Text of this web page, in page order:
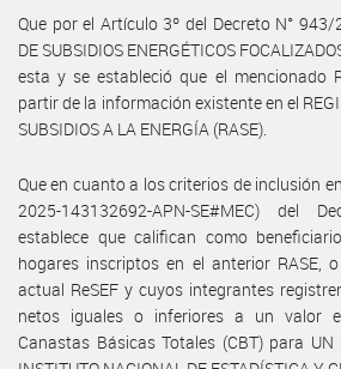
Que por el Artículo 3º del Decreto N° 943/
DE SUBSIDIOS ENERGÉTICOS
esta y se estableció que el mencionado
partir de la información existente en el
SUBSIDIOS A LA ENERGÍA (RASE).
Que en cuanto a los criterios de inclusión
2025-143132692-APN-SE#MEC) del
establece que califican como
hogares inscriptos en el anterior RASE,
actual ReSEF y cuyos integrantes
netos iguales o inferiores a un valor
Canastas Básicas Totales (CBT) para UN